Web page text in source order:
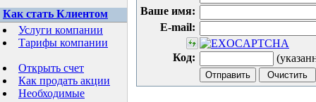
Как стать Клиентом
Услуги компании
Тарифы компании
Открыть счет
Как продать акции
Необходимые
Ваше имя:
E-mail:
Код: